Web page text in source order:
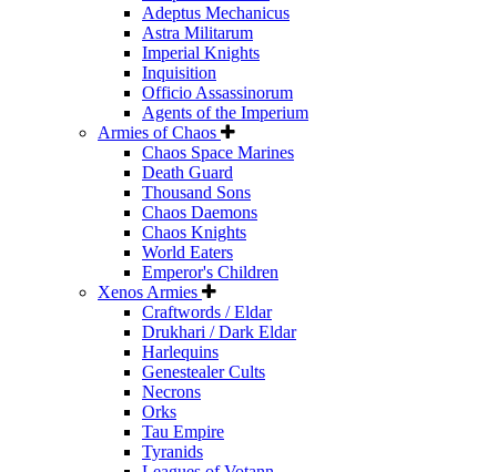
Adeptus Mechanicus
Astra Militarum
Imperial Knights
Inquisition
Officio Assassinorum
Agents of the Imperium
Armies of Chaos
Chaos Space Marines
Death Guard
Thousand Sons
Chaos Daemons
Chaos Knights
World Eaters
Emperor's Children
Xenos Armies
Craftwords / Eldar
Drukhari / Dark Eldar
Harlequins
Genestealer Cults
Necrons
Orks
Tau Empire
Tyranids